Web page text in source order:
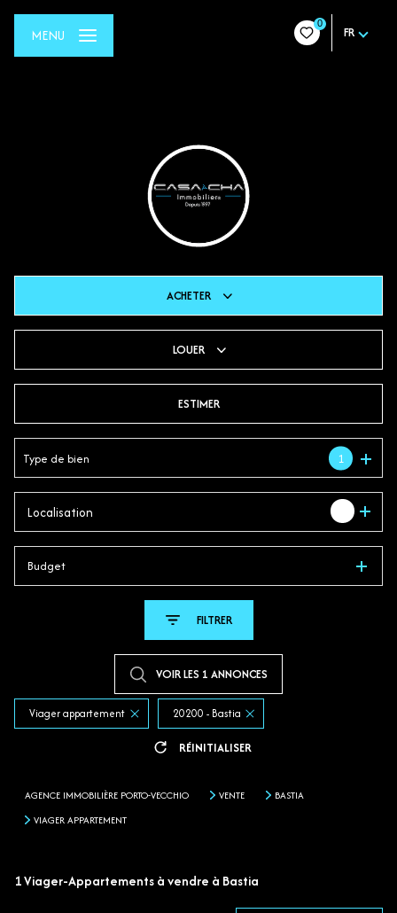
0
FR
MENU
ACHETER
Du neuf
LOUER
ESTIMER
Type de bien 1
Localisation
Budget
FILTRER
VOIR LES 1 ANNONCES
Viager appartement 20200 - Bastia
RÉINITIALISER
AGENCE IMMOBILIÈRE PORTO-VECCHIO VENTE
BASTIA
VIAGER APPARTEMENT
1Viager-Appartements à vendre à Bastia